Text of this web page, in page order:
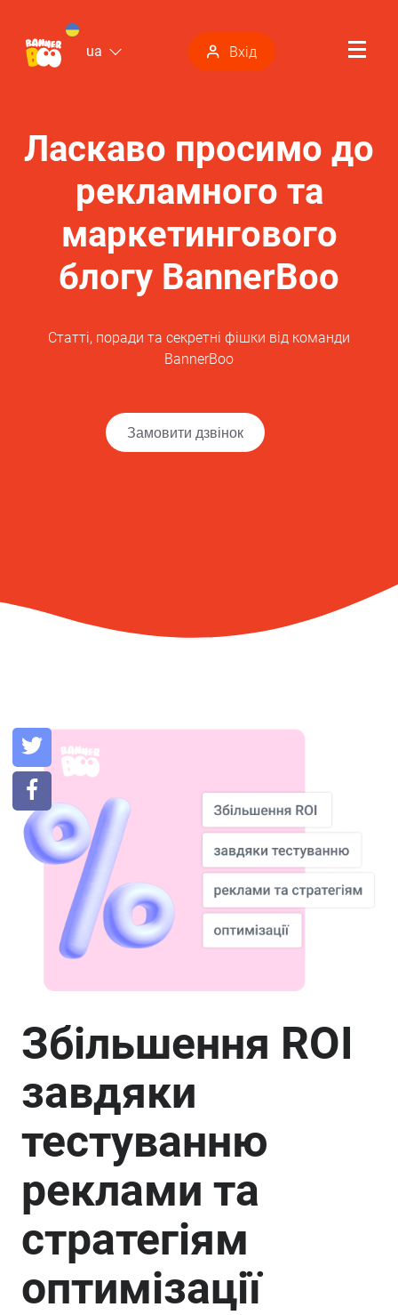
ua Вхід
Ласкаво просимо до
рекламного та
маркетингового
блогу BannerBoo
Статті, поради та секретні фішки від команди
BannerBoo
Замовити дзвінок
Збільшення ROI
завдяки
тестуванню
реклами та
стратегіям
оптимізації